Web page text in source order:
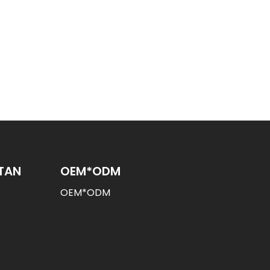
OEM*ODM
OEM*ODM